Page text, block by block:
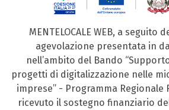
MENTELOCALE WEB, a seguito
agevolazione presentata in
nell’ambito del Bando
progetti di digitalizzazione nelle
imprese” - Programma Regionale
ricevuto il sostegno finanziario